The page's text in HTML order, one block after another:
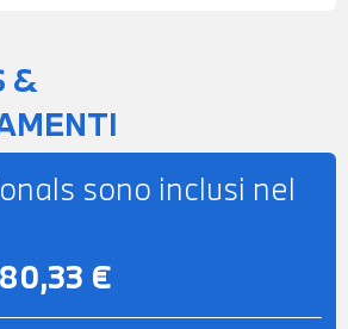
- SEDILI
POSSIBILITA' DI PROVA -
PERMUTA - POSSIBILITA'
ANCHE
IMPORTO
&
sono inclusi nel
€